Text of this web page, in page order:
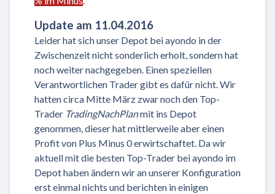
Update am 11.04.2016
Leider hat sich unser Depot bei ayondo in der
Zwischenzeit nicht sonderlich erholt, sondern hat
noch weiter nachgegeben. Einen speziellen
Verantwortlichen Trader gibt es dafür nicht. Wir
hatten circa Mitte März zwar noch den Top-
Trader TradingNachPlanmit ins Depot
genommen, dieser hat mittlerweile aber einen
Profit von Plus Minus 0 erwirtschaftet. Da wir
aktuell mit die besten Top-Trader bei ayondo im
Depot haben ändern wir an unserer Konfiguration
erst einmal nichts und berichten in einigen